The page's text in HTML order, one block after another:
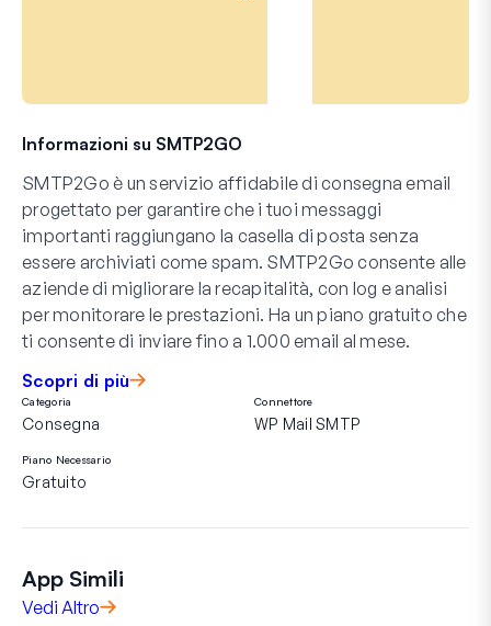
Informazioni su SMTP2GO
SMTP2Go è un servizio affidabile di consegna email
progettato per garantire che i tuoi messaggi
importanti raggiungano la casella di posta senza
essere archiviati come spam. SMTP2Go consente alle
aziende di migliorare la recapitalità, con log e analisi
per monitorare le prestazioni. Ha un piano gratuito che
ti consente di inviare fino a 1.000 email al mese.
Scopri di più
Categoria
Consegna
Connettore
WP Mail SMTP
Piano Necessario
Gratuito
App Simili
Vedi Altro